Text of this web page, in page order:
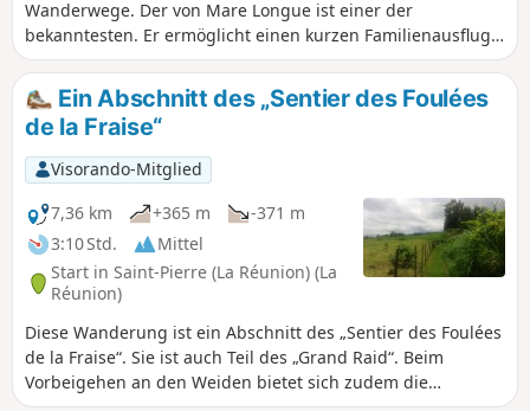
Wanderwege. Der von Mare Longue ist einer der
bekanntesten. Er ermöglicht einen kurzen Familienausflug
in den Wald. Die Strecke besteht aus zwei Rundwegen, von
denen man auch nur einen zurücklegen kann. Der
durchquerte Wald ist ein Überbleibsel des „Forêt de Bois de
Couleur des Bas“. Viele der dort anzutreffenden Arten sind
endemisch und weisen teilweise bemerkenswerte
Luftwurzeln auf.
Ein Abschnitt des „Sentier des Foulées
de la Fraise“
Visorando-Mitglied
7,36 km
+365 m
-371 m
3:10 Std.
Mittel
Start in Saint-Pierre (La Réunion) (La
Réunion)
Diese Wanderung ist ein Abschnitt des „Sentier des Foulées
de la Fraise“. Sie ist auch Teil des „Grand Raid“. Beim
Vorbeigehen an den Weiden bietet sich zudem die